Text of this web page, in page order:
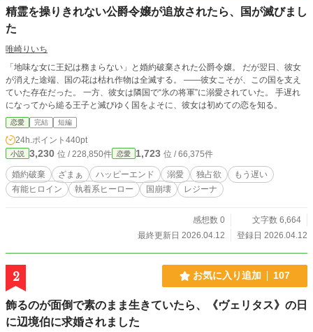
精霊を操りきれない公爵令嬢が追放されたら、国が滅びまし
た
唯崎りいち
「地味な女に王妃は務まらない」と婚約破棄された公爵令嬢。 だが翌日、彼女
が消えた途端、国の花は枯れ作物は全滅する。 ――彼女こそが、この国を支え
ていた存在だった。 一方、彼女は隣国で“氷の将軍”に溺愛されていた。 手遅れ
になってから縋る王子と滅びゆく国をよそに、彼女は初めての恋を知る。
恋愛 完結 短編
24h.ポイント 440pt
小説 3,230 位 / 228,850件 恋愛 1,723 位 / 66,375件
婚約破棄 ざまぁ ハッピーエンド 溺愛 独占欲
もう遅い
有能ヒロイン
執着系ヒーロー 国崩壊 レジーナ
感想数 0
文字数 6,664
最終更新日 2026.04.12
登録日 2026.04.12
2 お気に入り追加 107
飾るのが面倒で素のまま生きていたら、《ヴェリタス》の日
に辺境伯に求婚されました